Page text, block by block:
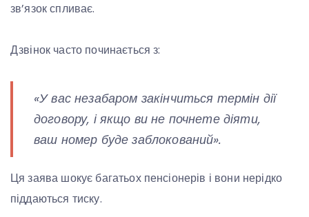
зв’язок спливає.
Дзвінок часто починається з:
«У вас незабаром закінчиться термін дії
договору, і якщо ви не почнете діяти,
ваш номер буде заблокований».
Ця заява шокує багатьох пенсіонерів і вони нерідко
піддаються тиску.